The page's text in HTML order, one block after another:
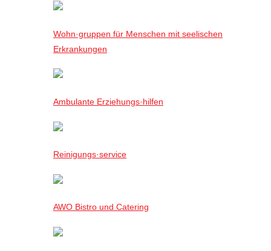
Wohn·gruppen für Menschen mit seelischen
Erkrankungen
Ambulante Erziehungs·hilfen
Reinigungs·service
AWO Bistro und Catering